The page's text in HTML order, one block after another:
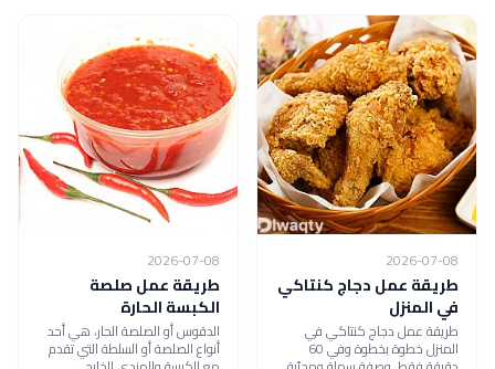
2026-07-08
طريقة عمل دجاج كنتاكي
في المنزل
طريقة عمل دجاج كنتاكي في
المنزل خطوة بخطوة وفي 60
2026-07-08
طريقة عمل صلصة
الكبسة الحارة
الدقوس أو الصلصة الحار، هي أحد
أنواع الصلصة أو السلطة التي تقدم